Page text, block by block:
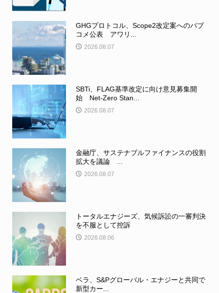
GHGプロトコル、Scope2改定案へのパブ
コメ公表 アワリ...
2026.08.07
SBTi、FLAG基準改定に向け意見募集開
始 Net-Zero Stan...
2026.08.07
金融庁、サステナブルファイナンスの役割
拡大を議論 ...
2026.08.07
トータルエナジーズ、気候訴訟の一審判決
を不服として控訴
2026.08.06
ベラ、S&Pグローバル・エナジーと共同で
新型カー...